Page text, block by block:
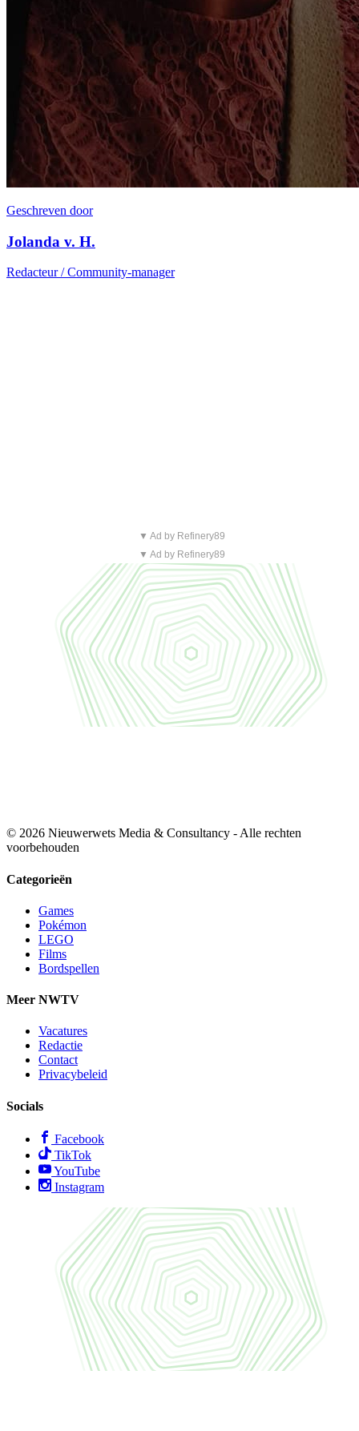
Geschreven door
Jolanda v. H.
Redacteur / Community-manager
▼ Ad by Refinery89
▼ Ad by Refinery89
© 2026 Nieuwerwets Media & Consultancy - Alle rechten
voorbehouden
Categorieën
Games
Pokémon
LEGO
Films
Bordspellen
Meer NWTV
Vacatures
Redactie
Contact
Privacybeleid
Socials
Facebook
TikTok
YouTube
Instagram